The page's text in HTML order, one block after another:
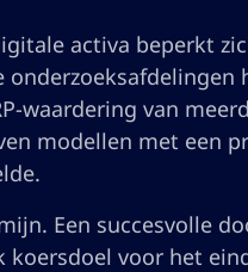
activa beperkt
waardering van
modellen met een
Een succesvolle
voor het